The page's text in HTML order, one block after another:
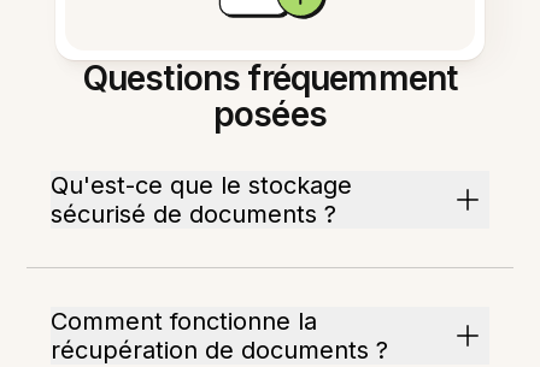
Questions fréquemment
posées
Qu'est-ce que le stockage
sécurisé de documents ?
Comment fonctionne la
récupération de documents ?